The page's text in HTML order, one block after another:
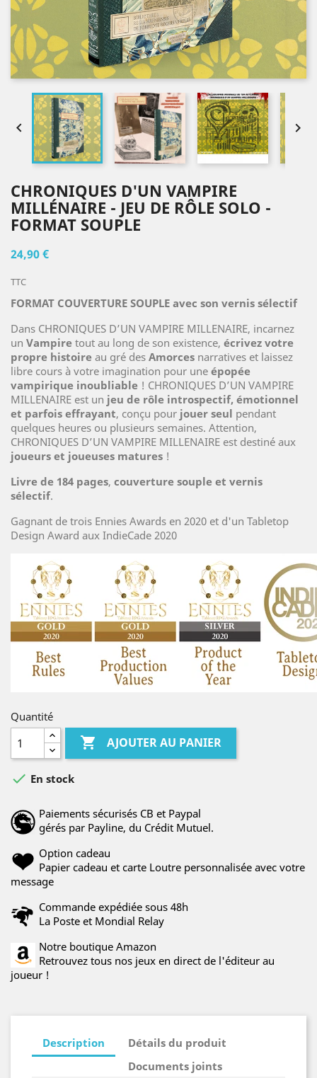
 
CHRONIQUES D'UN VAMPIRE
MILLÉNAIRE - JEU DE RÔLE SOLO -
FORMAT SOUPLE
24,90 €
TTC
FORMAT COUVERTURE SOUPLE avec son vernis sélectif
Dans CHRONIQUES D’UN VAMPIRE MILLENAIRE, incarnez
un Vampire tout au long de son existence, écrivez votre
propre histoire au gré des Amorces narratives et laissez
libre cours à votre imagination pour une épopée
vampirique inoubliable ! CHRONIQUES D’UN VAMPIRE
MILLENAIRE est un jeu de rôle introspectif, émotionnel
et parfois effrayant, conçu pour jouer seul pendant
quelques heures ou plusieurs semaines. Attention,
CHRONIQUES D’UN VAMPIRE MILLENAIRE est destiné aux
joueurs et joueuses matures !
Livre de 184 pages, couverture souple et vernis
sélectif.
Gagnant de trois Ennies Awards en 2020 et d'un Tabletop
Design Award aux IndieCade 2020
Quantité
 AJOUTER AU PANIER
 En stock
Paiements sécurisés CB et Paypal
gérés par Payline, du Crédit Mutuel.
Option cadeau
Papier cadeau et carte Loutre personnalisée avec votre
message
Commande expédiée sous 48h
La Poste et Mondial Relay
Notre boutique Amazon
Retrouvez tous nos jeux en direct de l'éditeur au
joueur !
Description
Détails du produit
Documents joints